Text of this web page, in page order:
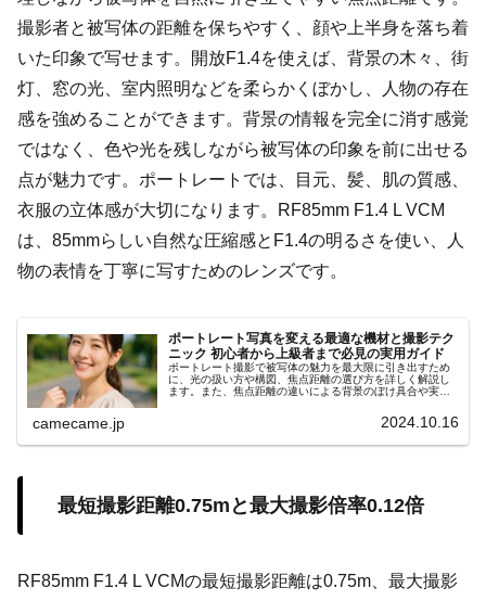
撮影者と被写体の距離を保ちやすく、顔や上半身を落ち着
いた印象で写せます。開放F1.4を使えば、背景の木々、街
灯、窓の光、室内照明などを柔らかくぼかし、人物の存在
感を強めることができます。背景の情報を完全に消す感覚
ではなく、色や光を残しながら被写体の印象を前に出せる
点が魅力です。ポートレートでは、目元、髪、肌の質感、
衣服の立体感が大切になります。RF85mm F1.4 L VCM
は、85mmらしい自然な圧縮感とF1.4の明るさを使い、人
物の表情を丁寧に写すためのレンズです。
ポートレート写真を変える最適な機材と撮影テク
ニック 初心者から上級者まで必見の実用ガイド
ポートレート撮影で被写体の魅力を最大限に引き出すため
に、光の扱い方や構図、焦点距離の選び方を詳しく解説し
ます。また、焦点距離の違いによる背景のぼけ具合や実践
camecame.jp 2024.10.16
最短撮影距離0.75mと最大撮影倍率0.12倍
RF85mm F1.4 L VCMの最短撮影距離は0.75m、最大撮影